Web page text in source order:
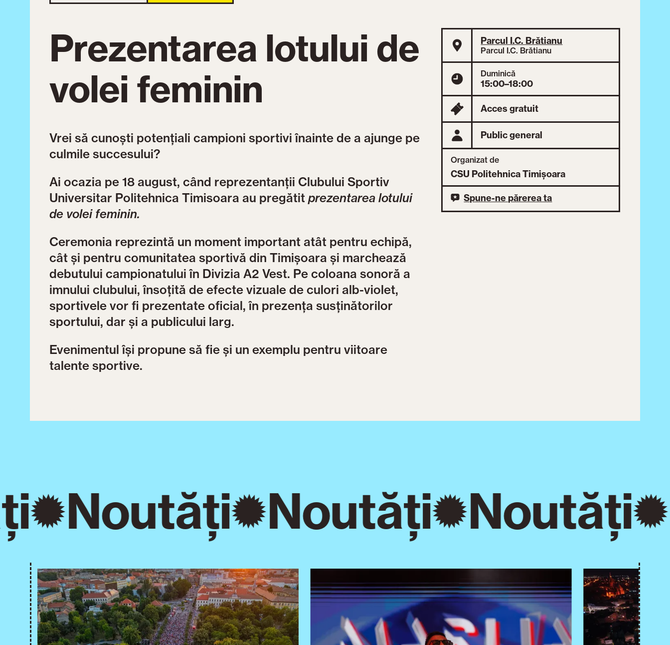
Prezentarea lotului de
volei feminin
Vrei să cunoști potențiali campioni sportivi înainte de a ajunge pe
culmile succesului?
Ai ocazia pe 18 august, când reprezentanții Clubului Sportiv
Universitar Politehnica Timisoara au pregătitprezentarea lotului
de volei feminin.
Ceremonia reprezintă un moment important atât pentru echipă,
cât și pentru comunitatea sportivă din Timișoara și marchează
debutului campionatului în Divizia A2 Vest. Pe coloana sonoră a
imnului clubului, însoțită de efecte vizuale de culori alb-violet,
sportivele vor fi prezentate oficial, în prezența susținătorilor
sportului, dar și a publicului larg.
Evenimentul își propune să fie și un exemplu pentru viitoare
talente sportive.
Parcul I.C. Brătianu
Parcul I.C. Brătianu
Duminică
15:00–18:00
Acces gratuit
Public general
Organizat de
CSU Politehnica Timișoara
Spune-ne părerea ta
Noutăți Noutăți Noutăți